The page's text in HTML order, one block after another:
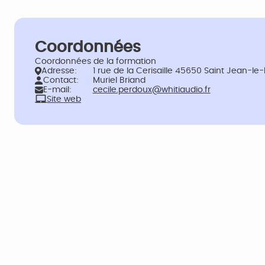
Coordonnées
Coordonnées de la formation
Adresse:
1 rue de la Cerisaille 45650 Saint Jean-
Contact:
Muriel Briand
E-mail:
cecile.perdoux@whitiaudio.fr
Site web